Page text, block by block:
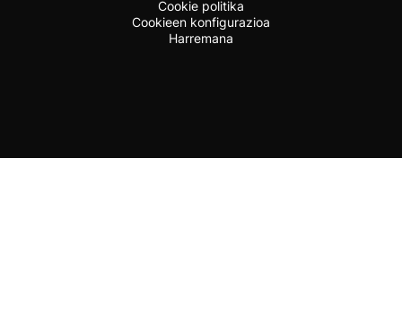
Cookie politika
Cookieen konfigurazioa
Harremana